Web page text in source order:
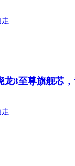
龙8至尊旗舰芯